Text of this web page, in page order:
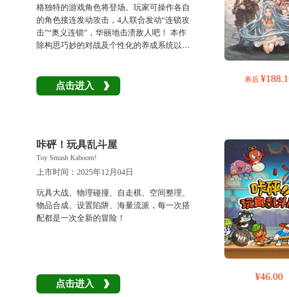
格独特的游戏角色将登场。玩家可操作各自
的角色接连发动攻击，4人联合发动“连锁攻
击”“奥义连锁”，华丽地击溃敌人吧！ 本作
除构思巧妙的对战及个性化的养成系统以
组队，体验冒险与对战吧！
点击进入
券后
咔砰！玩具乱斗屋
Toy Smash Kaboom!
上市时间：2025年12月04日
玩具大战、物理碰撞、自走棋、空间整理、
物品合成、设置陷阱、海量流派，每一次搭
配都是一次全新的冒险！
点击进入
¥46.00